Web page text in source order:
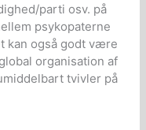
parti osv. på
psykopaterne
kan også godt være
organisation af
tvivler på